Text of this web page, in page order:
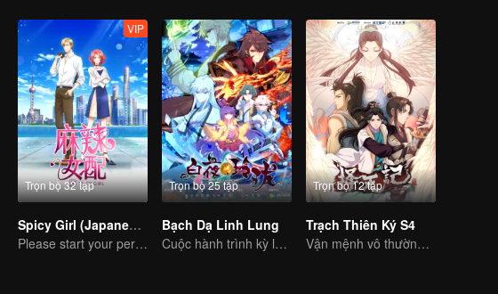
Trọn bộ 32 tập
VIP
Spicy Girl (Japanese Dub)
Please start your performance.
Trọn bộ 25 tập
Bạch Dạ Linh Lung
Cuộc hành trình kỳ lạ tìm kiếm tình yêu đích thực
Trọn bộ 12 tập
Trạch Thiên Ký S4
Vận mệnh vô thường, nghịch thiên cải mệnh